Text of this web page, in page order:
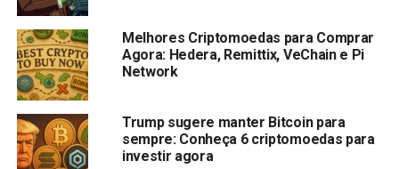
em soluções descentralizadas de nível empresarial para
vários tipos de pagamentos, desde DeFi até NFTs. Além
disso, o XRP Ledger apresenta o primeiro DEX,
juntamente com capacidades de tokenização
personalizadas que permitem que jogadores institucionais
implementem novas tecnologias, como CBDCs.
Infelizmente, entre as últimas notícias sobre
Melhores Criptomoedas para Comprar
Agora: Hedera, Remittix, VeChain e Pi
Network
Trump sugere manter Bitcoin para
sempre: Conheça 6 criptomoedas para
investir agora